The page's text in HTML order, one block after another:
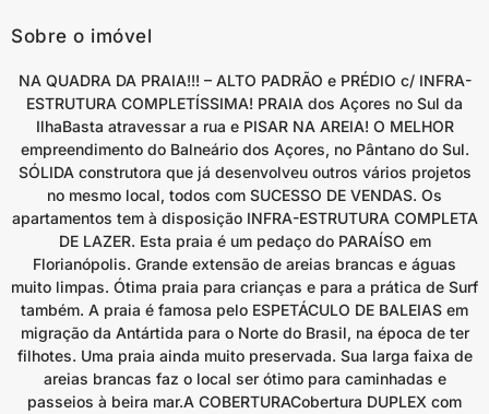
Sobre o imóvel
NA QUADRA DA PRAIA!!! – ALTO PADRÃO e PRÉDIO c/ INFRA-
ESTRUTURA COMPLETÍSSIMA! PRAIA dos Açores no Sul da
IlhaBasta atravessar a rua e PISAR NA AREIA! O MELHOR
empreendimento do Balneário dos Açores, no Pântano do Sul.
SÓLIDA construtora que já desenvolveu outros vários projetos
no mesmo local, todos com SUCESSO DE VENDAS. Os
apartamentos tem à disposição INFRA-ESTRUTURA COMPLETA
DE LAZER. Esta praia é um pedaço do PARAÍSO em
Florianópolis. Grande extensão de areias brancas e águas
muito limpas. Ótima praia para crianças e para a prática de Surf
também. A praia é famosa pelo ESPETÁCULO DE BALEIAS em
migração da Antártida para o Norte do Brasil, na época de ter
filhotes. Uma praia ainda muito preservada. Sua larga faixa de
areias brancas faz o local ser ótimo para caminhadas e
passeios à beira mar.A COBERTURACobertura DUPLEX com